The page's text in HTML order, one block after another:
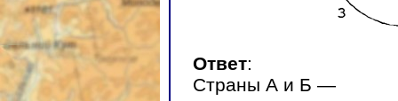
Ответ:
Страны А и Б —